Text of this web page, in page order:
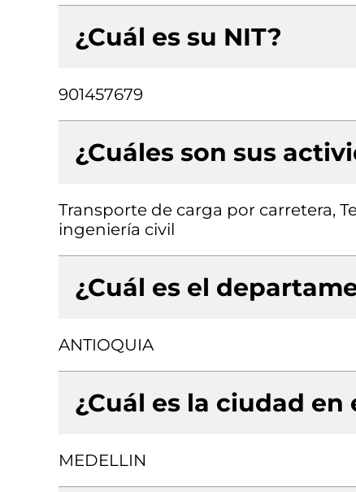
¿Cuál es su NIT?
901457679
¿Cuáles son sus
Transporte de carga por carretera,
ingeniería civil
¿Cuál es el
ANTIOQUIA
¿Cuál es la ciudad en
MEDELLIN